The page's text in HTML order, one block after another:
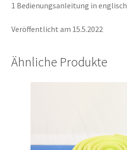
1 Bedienungsanleitung in englisch
Veröffentlicht am 15.5.2022
Ähnliche Produkte